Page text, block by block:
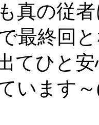
真の従
最終回
てひと
います～